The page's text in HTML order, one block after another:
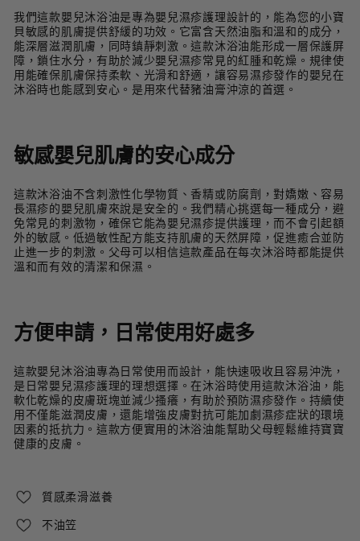
我們這款嬰兒沐浴油是專為嬰兒濕疹護理設計的，能為您的小寶
貝敏感的肌膚提供舒緩的功效。它富含天然油脂和溫和的成分，
能深層滋潤肌膚，同時鎮靜刺激。這款沐浴油能形成一層保護屏
障，鎖住水分，有助於減少嬰兒濕疹常見的紅腫和乾燥。規律使
用能確保肌膚保持柔軟、光滑和舒適，讓容易濕疹發作的嬰兒在
沐浴時也能感到安心。是用來代替豬油膏沖涼的首選。
敏感嬰兒肌膚的安心成分
這款沐浴油不含刺激性化學物質、香精或防腐劑，對嬌嫩、容易
長濕疹的嬰兒肌膚來說是安全的。我們精心挑選每一種成分，避
免常見的刺激物，確保它能為嬰兒濕疹提供護理，而不會引起額
外的敏感。低過敏性配方能支持肌膚的天然屏障，促進癒合並防
止進一步的刺激。父母可以相信這款產品在每次沐浴時都能提供
溫和而有效的清潔和保濕。
方便申請，日常使用好處多
這款嬰兒沐浴油專為日常使用而設計，能快速吸收且容易沖洗，
是日常嬰兒濕疹護理的理想選擇。在沐浴時使用這款沐浴油，能
軟化乾燥的皮膚斑塊並減少搔癢，有助於預防濕疹發作。持續使
用不僅能滋潤皮膚，還能增強皮膚對抗可能加劇濕疹症狀的環境
因素的抵抗力。這款方便實用的沐浴油能幫助父母輕鬆維持寶寶
健康的皮膚。
質感柔滑滋養
不油笠